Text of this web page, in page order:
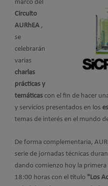
marco del
Circuito
AURhEA ,
se
celebrarán
varias
charlas
prácticas y
temáticas con el fin de hacer
y servicios presentados en los
temas de interés en el mundo
De forma complementaria,
serie de jornadas técnicas
dando comienzo hoy la primera
18:00 horas con el título "Los